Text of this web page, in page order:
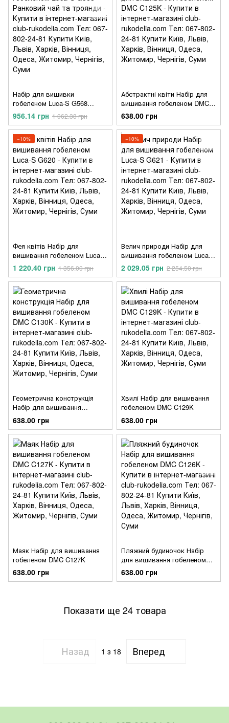
Набір для вишивки
гобеленом Luca-S G568
Ранковий чай та троянди
956.14 грн 1 062.38 грн
Абстрактні квіти Набір для
вишивання гобеленом DMC
C125K
638.00 грн
−10%
Фея квітів Набір для
вишивання гобеленом Luca-S
G620
1 220.40 грн 1 356.00 грн
−10%
Велич природи Набір для
вишивання гобеленом Luca-S
G621
2 029.05 грн 2 254.50 грн
Геометрична конструкція
Набір для вишивання
гобеленом DMC C130K
638.00 грн
Хвилі Набір для вишивання
гобеленом DMC C129K
638.00 грн
Маяк Набір для вишивання
гобеленом DMC C127K
638.00 грн
Пляжний будиночок Набір
для вишивання гобеленом
DMC C126K
638.00 грн
Показати ще 24 товара
Назад 1 з 18 Вперед